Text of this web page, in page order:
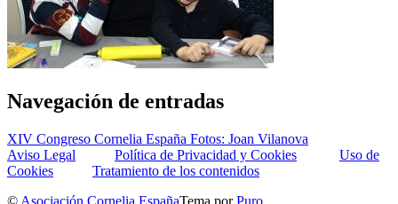
Navegación de entradas
XIV Congreso Cornelia España Fotos: Joan Vilanova
Aviso Legal
Política de Privacidad y Cookies
Uso de
Cookies
Tratamiento de los contenidos
© Asociación Cornelia EspañaTema porPuro